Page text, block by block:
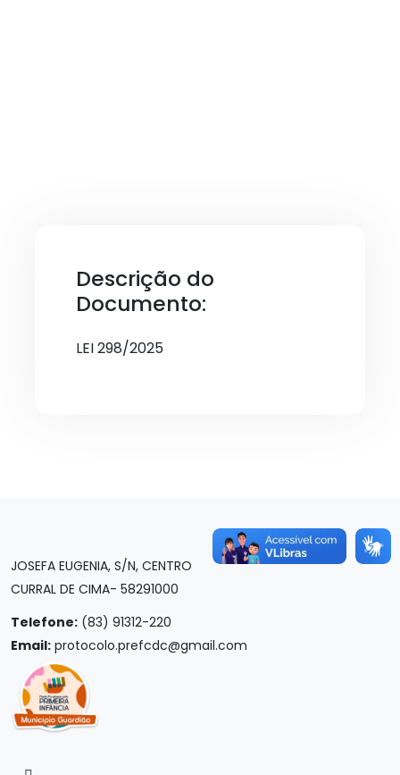
Descrição do
Documento:
LEI 298/2025
JOSEFA EUGENIA, S/N, CENTRO
CURRAL DE CIMA- 58291000
Telefone: (83) 91312-220
Email: protocolo.prefcdc@gmail.com